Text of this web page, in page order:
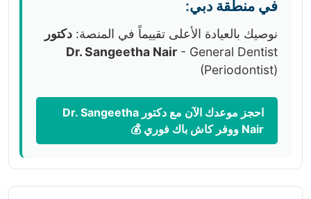
في منطقة دبي:
نوصيك بالعيادة الأعلى تقييماً في المنصة: دكتور
Dr. Sangeetha Nair - General Dentist
(Periodontist)
احجز موعدك الآن مع دكتور Dr. Sangeetha
Nair ووفر كاش باك فوري 💰